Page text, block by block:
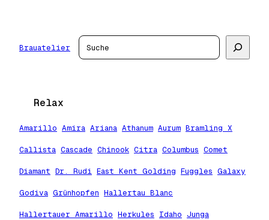
Brauatelier
Suchen
Relax
Amarillo Amira Ariana Athanum Aurum Bramling X
Callista Cascade Chinook Citra Columbus Comet
Diamant Dr. Rudi East Kent Golding Fuggles Galaxy
Godiva Grünhopfen Hallertau Blanc
Hallertauer Amarillo Herkules Idaho Junga